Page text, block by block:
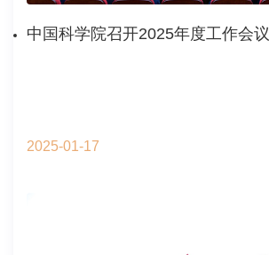
中国科学院召开2025年度工作会议
2025-01-17